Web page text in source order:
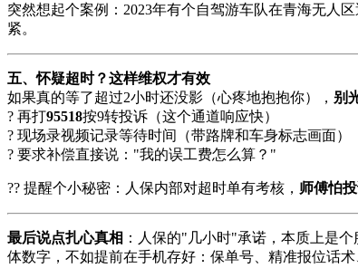
突然想起个案例：2023年有个自驾游车队在青海无
紧。
五、怀疑超时？这样维权才有效
如果真的等了超过2小时还没影（心疼地抱抱你）， 别
? 再打95518按9转投诉（这个通道响应快）
? 现场录视频记录等待时间（带路牌和车身标志画面）
? 要求补偿直接说："我的误工费怎么算？"
?? 提醒个小秘密：人保内部对超时单有考核， 师傅怕
最后说点扎心真相 ：人保的"几小时"承诺，本质上是
体数字，不如提前在手机存好：保单号、精准报位话